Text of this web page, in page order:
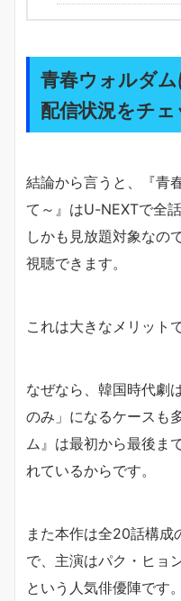
青春ウォルダ
配信状況をチェ
結論から言うと、『青
て～』はU-NEXTで全
しかも見放題対象なの
視聴できます。
これは大きなメリットで
なぜなら、韓国時代劇
のみ」になるケースも
ム』は最初から最後ま
れているからです。
また本作は全20話構成
で、主演はパク・ヒョ
という人気俳優陣です。